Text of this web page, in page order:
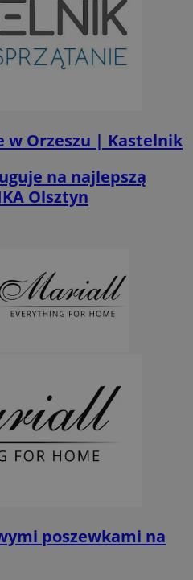
w Orzeszu | Kastelnik
na najlepszą
Olsztyn
poszewkami na